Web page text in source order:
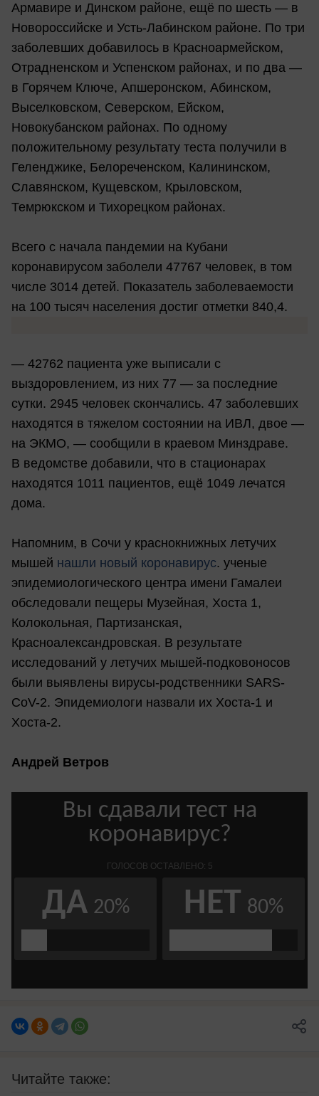
Армавире и Динском районе, ещё по шесть — в
Новороссийске и Усть-Лабинском районе. По три
заболевших добавилось в Красноармейском,
Отрадненском и Успенском районах, и по два —
в Горячем Ключе, Апшеронском, Абинском,
Выселковском, Северском, Ейском,
Новокубанском районах. По одному
положительному результату теста получили в
Геленджике, Белореченском, Калининском,
Славянском, Кущевском, Крыловском,
Темрюкском и Тихорецком районах.
Всего с начала пандемии на Кубани
коронавирусом заболели 47767 человек, в том
числе 3014 детей. Показатель заболеваемости
на 100 тысяч населения достиг отметки 840,4.
— 42762 пациента уже выписали с
выздоровлением, из них 77 — за последние
сутки. 2945 человек скончались. 47 заболевших
находятся в тяжелом состоянии на ИВЛ, двое —
на ЭКМО, — сообщили в краевом Минздраве.
В ведомстве добавили, что в стационарах
находятся 1011 пациентов, ещё 1049 лечатся
дома.
Напомним, в Сочи у краснокнижных летучих
мышей нашли новый коронавирус. ученые
эпидемиологического центра имени Гамалеи
обследовали пещеры Музейная, Хоста 1,
Колокольная, Партизанская,
Красноалександровская. В результате
исследований у летучих мышей-подковоносов
были выявлены вирусы-родственники SARS-
CoV-2. Эпидемиологи назвали их Хоста-1 и
Хоста-2.
Андрей Ветров
Читайте также: